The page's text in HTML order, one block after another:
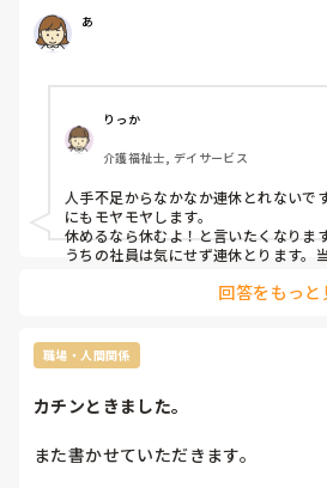
人手不足もあります。
「休めるようにシフト組んでよ。」
言い方にモヤモヤします。
私は違くないか？と思います。
2日から3日休むだけで申し訳なく思
これでは旅行にも行けないです。
あ
りっか
介護福祉士, デイサービス
人手不足からなかなか連休とれないで
にもモヤモヤします。
休めるなら休むよ！と言いたくなりま
うちの社員は気にせず連休とります。
場合は極端に人手不足になり 回答をもっと
職場・人間関係
カチンときました。
また書かせていただきます。